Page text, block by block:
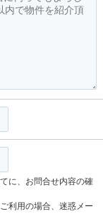
に、お問合せ内容の確
利用の場合、迷惑メー